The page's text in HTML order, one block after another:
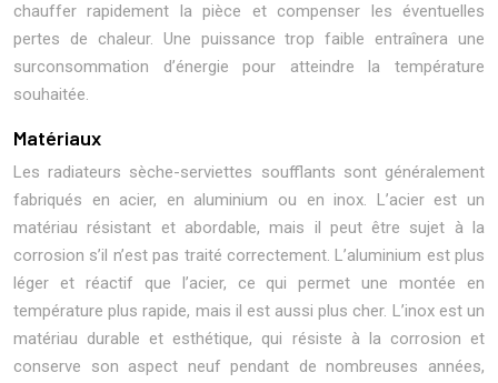
chauffer rapidement la pièce et compenser les éventuelles
pertes de chaleur. Une puissance trop faible entraînera une
surconsommation d’énergie pour atteindre la température
souhaitée.
Matériaux
Les radiateurs sèche-serviettes soufflants sont généralement
fabriqués en acier, en aluminium ou en inox. L’acier est un
matériau résistant et abordable, mais il peut être sujet à la
corrosion s’il n’est pas traité correctement. L’aluminium est plus
léger et réactif que l’acier, ce qui permet une montée en
température plus rapide, mais il est aussi plus cher. L’inox est un
matériau durable et esthétique, qui résiste à la corrosion et
conserve son aspect neuf pendant de nombreuses années,